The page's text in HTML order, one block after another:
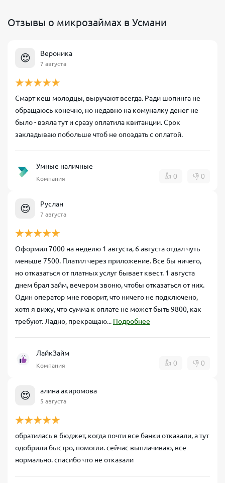
Отзывы о микрозаймах в Усмани
😍 Вероника
7 августа
Смарт кеш молодцы, выручают всегда. Ради шопинга не
обращаюсь конечно, но недавно на комуналку денег не
было - взяла тут и сразу оплатила квитанции. Срок
закладываю побольше чтоб не опоздать с оплатой.
Умные наличные
Компания 👍 0 👎 0
😍 Руслан
7 августа
Оформил 7000 на неделю 1 августа, 6 августа отдал чуть
меньше 7500. Платил через приложение. Все бы ничего,
но отказаться от платных услуг бывает квест. 1 августа
днем брал займ, вечером звоню, чтобы отказаться от них.
Один оператор мне говорит, что ничего не подключено,
хотя я вижу, что сумма к оплате не может быть 9800, как
требуют. Ладно, прекращаю... Подробнее
ЛайкЗайм
Компания 👍 0 👎 0
😍 алина акиромова
5 августа
обратилась в бюджет, когда почти все банки отказали, а тут
одобрили быстро, помогли. сейчас выплачиваю, все
нормально. спасибо что не отказали